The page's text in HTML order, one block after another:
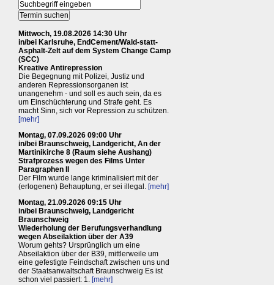
Mittwoch, 19.08.2026 14:30 Uhr
in/bei Karlsruhe, EndCement/Wald-statt-
Asphalt-Zelt auf dem System Change Camp
(SCC)
Kreative Antirepression
Die Begegnung mit Polizei, Justiz und
anderen Repressionsorganen ist
unangenehm - und soll es auch sein, da es
um Einschüchterung und Strafe geht. Es
macht Sinn, sich vor Repression zu schützen.
[mehr]
Montag, 07.09.2026 09:00 Uhr
in/bei Braunschweig, Landgericht, An der
Martinikirche 8 (Raum siehe Aushang)
Strafprozess wegen des Films Unter
Paragraphen II
Der Film wurde lange kriminalisiert mit der
(erlogenen) Behauptung, er sei illegal. [mehr]
Montag, 21.09.2026 09:15 Uhr
in/bei Braunschweig, Landgericht
Braunschweig
Wiederholung der Berufungsverhandlung
wegen Abseilaktion über der A39
Worum gehts? Ursprünglich um eine
Abseilaktion über der B39, mittlerweile um
eine gefestigte Feindschaft zwischen uns und
der Staatsanwaltschaft Braunschweig Es ist
schon viel passiert: 1. [mehr]